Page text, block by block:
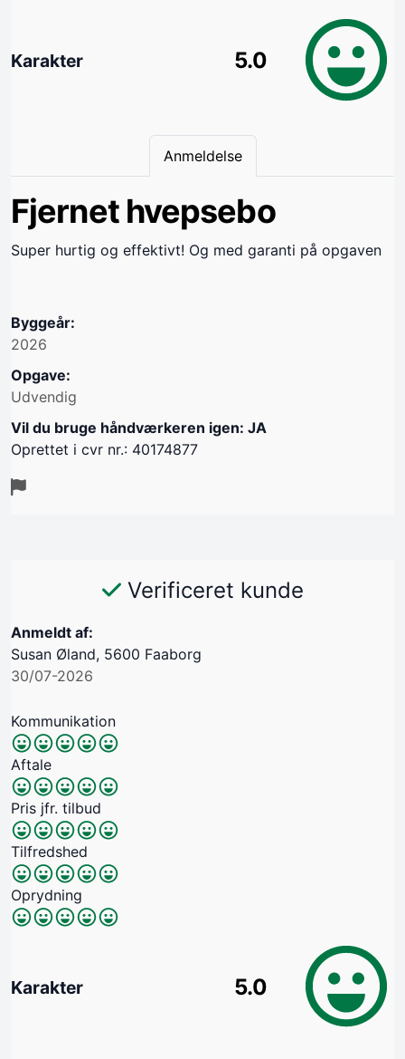
Karakter 5.0
Anmeldelse
Fjernet hvepsebo
Super hurtig og effektivt! Og med garanti på opgaven
Byggeår:
2026
Opgave:
Udvendig
Vil du bruge håndværkeren igen: JA
Oprettet i cvr nr.: 40174877
Verificeret kunde
Anmeldt af:
Susan Øland, 5600 Faaborg
30/07-2026
Kommunikation
Aftale
Pris jfr. tilbud
Tilfredshed
Oprydning
Karakter 5.0